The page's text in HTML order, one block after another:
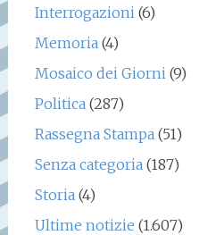
Interrogazioni(6)
Memoria(4)
Mosaico dei Giorni(9)
Politica(287)
Rassegna Stampa(51)
Senza categoria(187)
Storia(4)
Ultime notizie (1.607)